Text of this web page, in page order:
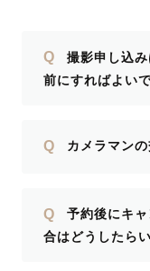
Q
撮影申し込
前にすればよい
Q カメラマン
Q
予約後にキ
合はどうしたら